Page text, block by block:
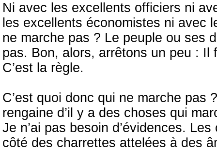
Ni avec les excellents officiers ni
les excellents économistes ni avec
ne marche pas ? Le peuple ou ses
pas. Bon, alors, arrêtons un peu :
C’est la règle.
C’est quoi donc qui ne marche
rengaine d’il y a des choses qui
Je n’ai pas besoin d’évidences.
côté des charrettes attelées à des